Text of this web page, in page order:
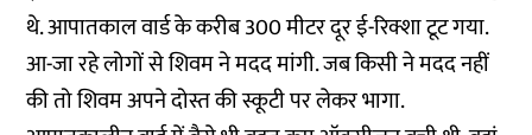
थे. आपातकाल वार्ड के करीब 300 मीटर दूर ई-रिक्शा टूट गया.
आ-जा रहे लोगों से शिवम ने मदद मांगी. जब किसी ने मदद नहीं
की तो शिवम अपने दोस्त की स्कूटी पर लेकर भागा.